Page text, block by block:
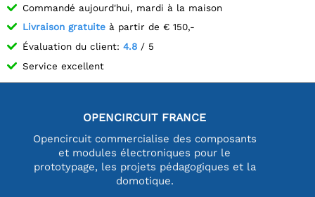
Commandé aujourd'hui, mardi à la maison
Livraison gratuite à partir de € 150,-
Évaluation du client: 4.8 / 5
Service excellent
OPENCIRCUIT FRANCE
Opencircuit commercialise des composants
et modules électroniques pour le
prototypage, les projets pédagogiques et la
domotique.